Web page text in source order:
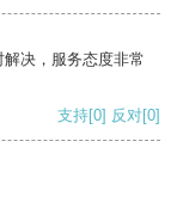
决，服务态度非常
支持[0] 反对[0]